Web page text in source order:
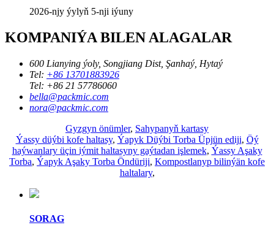
2026-njy ýylyň 5-nji iýuny
KOMPANIÝA BILEN ALAGALAR
600 Lianying ýoly, Songjiang Dist, Şanhaý, Hytaý
Tel: +86 13701883926
Tel: +86 21 57786060
bella@packmic.com
nora@packmic.com
Gyzgyn önümler, Sahypanyň kartasy
Ýassy düýbi kofe haltasy, Ýapyk Düýbi Torba Üpjün ediji, Öý
haýwanlary üçin iýmit haltasyny gaýtadan işlemek, Ýassy Aşaky
Torba, Ýapyk Aşaky Torba Öndüriji, Kompostlanyp bilinýän kofe
haltalary,
SORAG